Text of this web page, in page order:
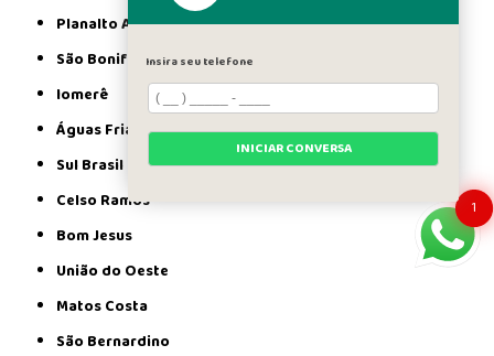
Planalto Alegre
São Bonifácio
Iomerê
Águas Frias
Sul Brasil
Celso Ramos
Bom Jesus
União do Oeste
Matos Costa
São Bernardino
1
Insira seu telefone
INICIAR CONVERSA